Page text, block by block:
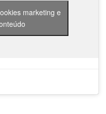
marketing e